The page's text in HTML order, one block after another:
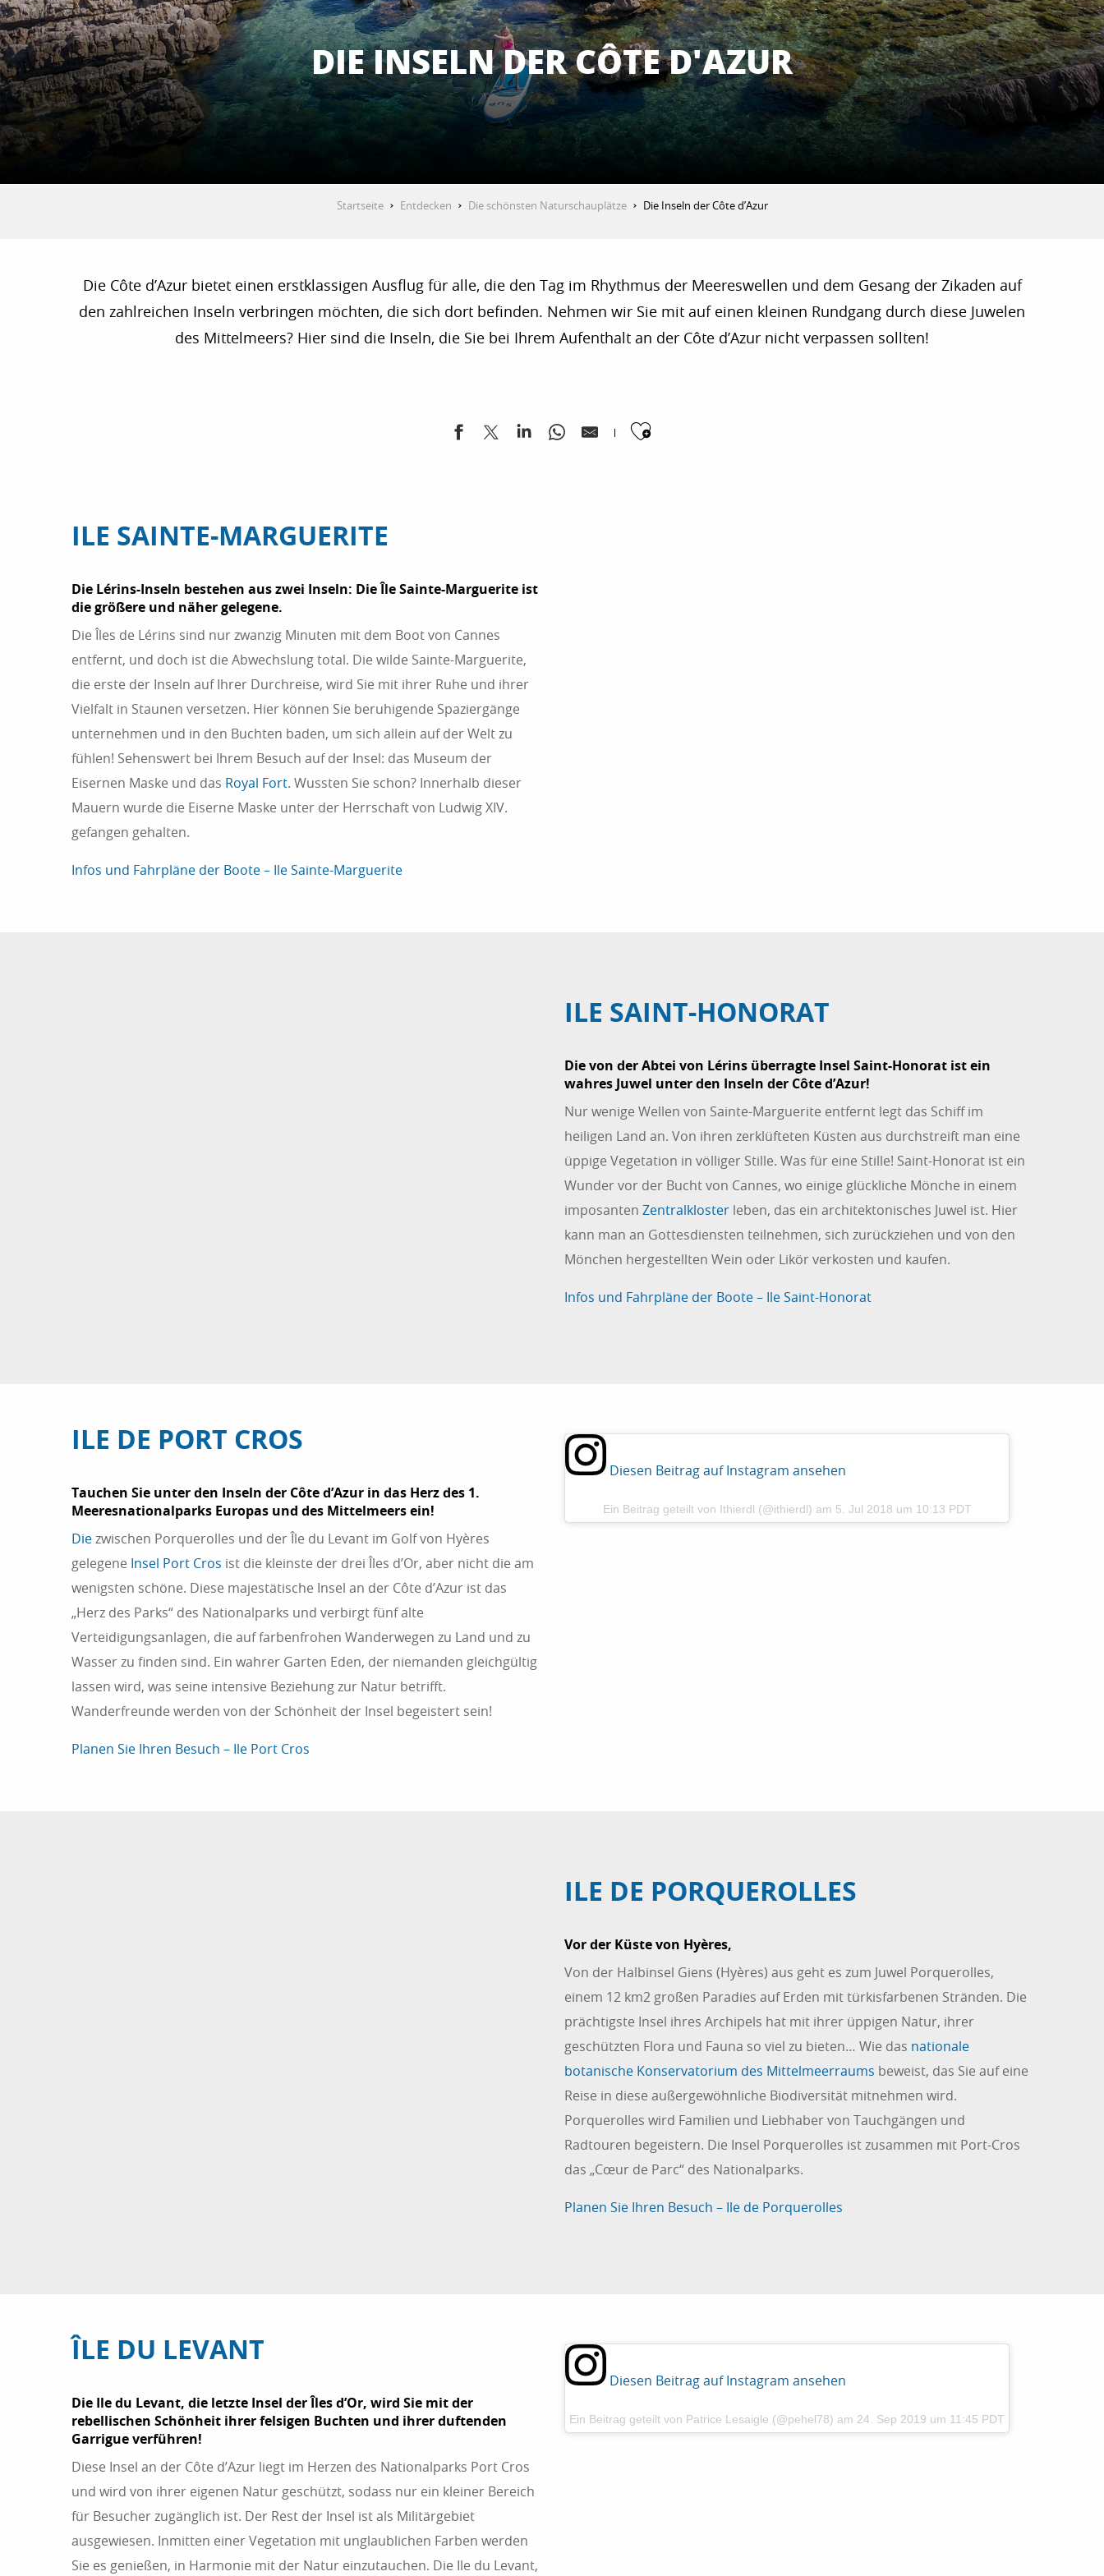
DIE INSELN DER CÔTE D'AZUR
Startseite Entdecken Die schönsten Naturschauplätze Die Inseln der Côte d’Azur
Die Côte d’Azur bietet einen erstklassigen Ausflug für alle, die den Tag im Rhythmus der Meereswellen und dem Gesang der Zikaden auf
den zahlreichen Inseln verbringen möchten, die sich dort befinden. Nehmen wir Sie mit auf einen kleinen Rundgang durch diese Juwelen
des Mittelmeers? Hier sind die Inseln, die Sie bei Ihrem Aufenthalt an der Côte d’Azur nicht verpassen sollten!
Ajouter aux favoris
ILE SAINTE-MARGUERITE
Die Lérins-Inseln bestehen aus zwei Inseln: Die Île Sainte-Marguerite ist
die größere und näher gelegene.
Die Îles de Lérins sind nur zwanzig Minuten mit dem Boot von Cannes
entfernt, und doch ist die Abwechslung total. Die wilde Sainte-Marguerite,
die erste der Inseln auf Ihrer Durchreise, wird Sie mit ihrer Ruhe und ihrer
Vielfalt in Staunen versetzen. Hier können Sie beruhigende Spaziergänge
unternehmen und in den Buchten baden, um sich allein auf der Welt zu
fühlen! Sehenswert bei Ihrem Besuch auf der Insel: das Museum der
Eisernen Maske und das Royal Fort. Wussten Sie schon? Innerhalb dieser
Mauern wurde die Eiserne Maske unter der Herrschaft von Ludwig XIV.
gefangen gehalten.
Infos und Fahrpläne der Boote – Ile Sainte-Marguerite
ILE SAINT-HONORAT
Die von der Abtei von Lérins überragte Insel Saint-Honorat ist ein
wahres Juwel unter den Inseln der Côte d’Azur!
Nur wenige Wellen von Sainte-Marguerite entfernt legt das Schiff im
heiligen Land an. Von ihren zerklüfteten Küsten aus durchstreift man eine
üppige Vegetation in völliger Stille. Was für eine Stille! Saint-Honorat ist ein
Wunder vor der Bucht von Cannes, wo einige glückliche Mönche in einem
imposanten Zentralkloster leben, das ein architektonisches Juwel ist. Hier
kann man an Gottesdiensten teilnehmen, sich zurückziehen und von den
Mönchen hergestellten Wein oder Likör verkosten und kaufen.
Infos und Fahrpläne der Boote – Ile Saint-Honorat
ILE DE PORT CROS
Tauchen Sie unter den Inseln der Côte d’Azur in das Herz des 1.
Meeresnationalparks Europas und des Mittelmeers ein!
Diezwischen Porquerolles und der Île du Levant im Golf von Hyères
gelegene Insel Port Cros ist die kleinste der drei Îles d’Or, aber nicht die am
wenigsten schöne. Diese majestätische Insel an der Côte d’Azur ist das
„Herz des Parks“ des Nationalparks und verbirgt fünf alte
Verteidigungsanlagen, die auf farbenfrohen Wanderwegen zu Land und zu
Wasser zu finden sind. Ein wahrer Garten Eden, der niemanden gleichgültig
lassen wird, was seine intensive Beziehung zur Natur betrifft.
Wanderfreunde werden von der Schönheit der Insel begeistert sein!
Planen Sie Ihren Besuch – Ile Port Cros
Diesen Beitrag auf Instagram ansehen
Ein Beitrag geteilt von Ithierdl (@ithierdl) am 5. Jul 2018 um 10:13 PDT
ILE DE PORQUEROLLES
Vor der Küste von Hyères,
Von der Halbinsel Giens (Hyères) aus geht es zum Juwel Porquerolles,
einem 12 km2 großen Paradies auf Erden mit türkisfarbenen Stränden. Die
prächtigste Insel ihres Archipels hat mit ihrer üppigen Natur, ihrer
geschützten Flora und Fauna so viel zu bieten… Wie das nationale
botanische Konservatorium des Mittelmeerraums beweist, das Sie auf eine
Reise in diese außergewöhnliche Biodiversität mitnehmen wird.
Porquerolles wird Familien und Liebhaber von Tauchgängen und
Radtouren begeistern. Die Insel Porquerolles ist zusammen mit Port-Cros
das „Cœur de Parc“ des Nationalparks.
Planen Sie Ihren Besuch – Ile de Porquerolles
ÎLE DU LEVANT
Die Ile du Levant, die letzte Insel der Îles d’Or, wird Sie mit der
rebellischen Schönheit ihrer felsigen Buchten und ihrer duftenden
Garrigue verführen!
Diese Insel an der Côte d’Azur liegt im Herzen des Nationalparks Port Cros
und wird von ihrer eigenen Natur geschützt, sodass nur ein kleiner Bereich
für Besucher zugänglich ist. Der Rest der Insel ist als Militärgebiet
ausgewiesen. Inmitten einer Vegetation mit unglaublichen Farben werden
Sie es genießen, in Harmonie mit der Natur einzutauchen. Die Ile du Levant,
Diesen Beitrag auf Instagram ansehen
Ein Beitrag geteilt von Patrice Lesaigle (@pehel78) am 24. Sep 2019 um 11:45 PDT